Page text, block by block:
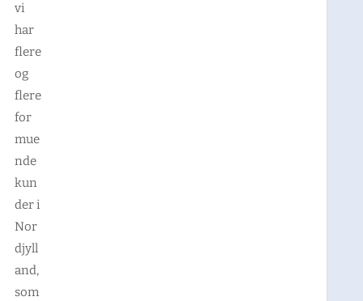
vi
har
flere
og
flere
for
mue
nde
kun
der i
Nor
djyll
and,
som